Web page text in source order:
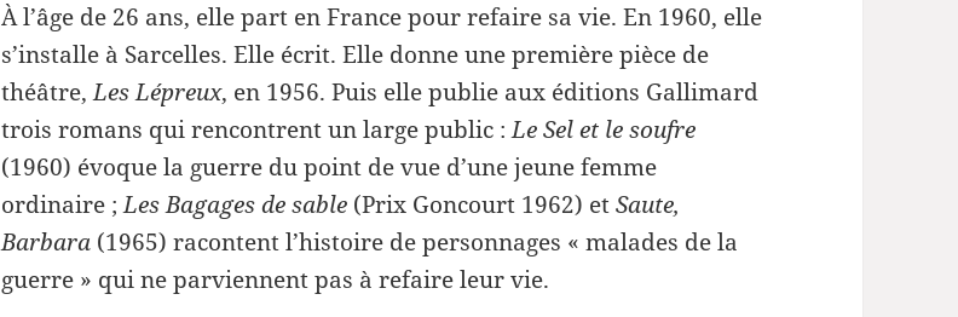
À l’âge de 26 ans, elle part en France pour refaire sa vie. En 1960, elle
s’installe à Sarcelles. Elle écrit. Elle donne une première pièce de
théâtre,Les Lépreux, en 1956. Puis elle publie aux éditions Gallimard
trois romans qui rencontrent un large public :Le Sel et le soufre
(1960) évoque la guerre du point de vue d’une jeune femme
ordinaire ;Les Bagages de sable (Prix Goncourt 1962) etSaute,
Barbara (1965) racontent l’histoire de personnages « malades de la
guerre » qui ne parviennent pas à refaire leur vie.